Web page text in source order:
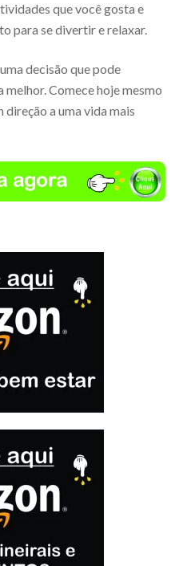
que você gosta e
para se divertir e relaxar.
decisão que pode
Comece hoje mesmo
direção a uma vida mais